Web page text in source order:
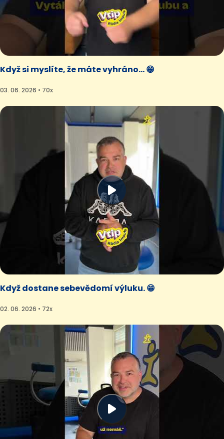
Když si myslíte, že máte vyhráno... 😁
03. 06. 2026 • 70x
Když dostane sebevědomí výluku. 😁
02. 06. 2026 • 72x